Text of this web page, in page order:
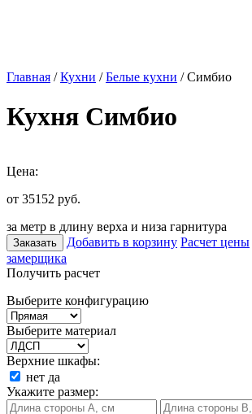
Главная /Кухни /Белые кухни / Симбио
Кухня Симбио
Цена:
от 35152 руб.
за метр в длину верха и низа гарнитура
Заказать Добавить в корзину Расчет цены
замерщика
Получить расчет
Выберите конфигурацию
Выберите материал
Верхние шкафы:
нет да
Укажите размер: